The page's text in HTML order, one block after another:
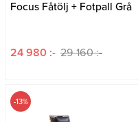
Focus Fåtölj + Fotpall Grå
24 980 :- 29 160 :-
-13%